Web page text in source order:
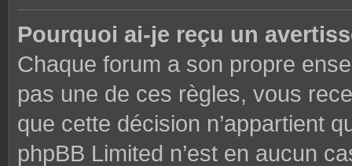
Pourquoi ai-je reçu un
Chaque forum a son propre
pas une de ces règles, vous
que cette décision n’appartient
phpBB Limited n’est en aucun